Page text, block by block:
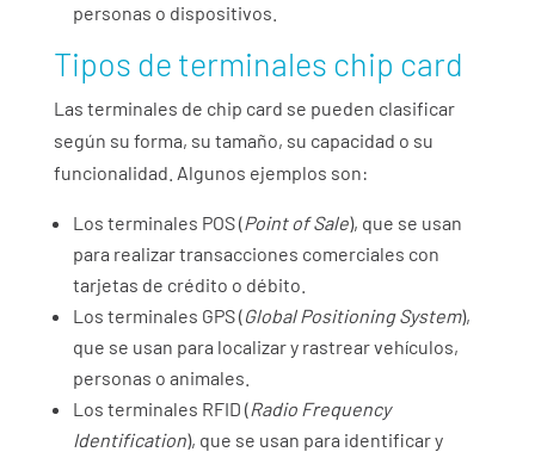
personas o dispositivos.
Tipos de terminales chip card
Las terminales de chip card se pueden clasificar
según su forma, su tamaño, su capacidad o su
funcionalidad. Algunos ejemplos son:
Los terminales POS (Point of Sale), que se usan
para realizar transacciones comerciales con
tarjetas de crédito o débito.
Los terminales GPS (Global Positioning System),
que se usan para localizar y rastrear vehículos,
personas o animales.
Los terminales RFID (Radio Frequency
Identification), que se usan para identificar y